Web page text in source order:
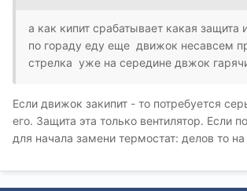
а как кипит срабатывает какая защита
по гораду еду еще движок несавсем
стрелка уже на середине двжок
Если движок закипит - то потребуется
его. Защита эта только вентилятор. Если
для начала замени термостат: делов то на